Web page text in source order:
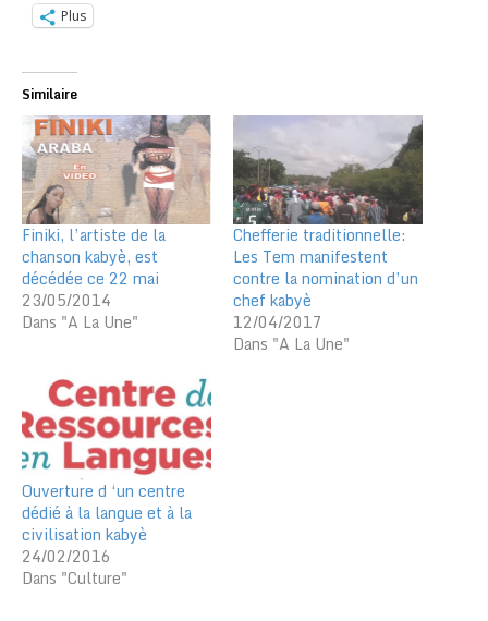
Plus
Similaire
Finiki, l’artiste de la
chanson kabyè, est
décédée ce 22 mai
23/05/2014
Dans "A La Une"
Chefferie traditionnelle:
Les Tem manifestent
contre la nomination d’un
chef kabyè
12/04/2017
Dans "A La Une"
Ouverture d ‘un centre
dédié à la langue et à la
civilisation kabyè
24/02/2016
Dans "Culture"